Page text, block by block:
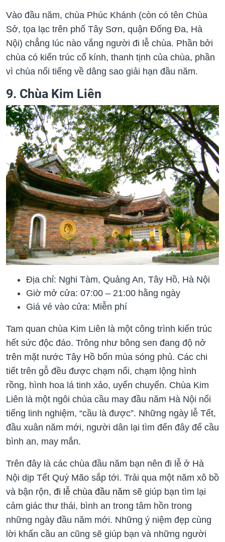
Vào đầu năm, chùa Phúc Khánh (còn có tên Chùa
Sở, tọa lạc trên phố Tây Sơn, quận Đống Đa, Hà
Nội) chẳng lúc nào vắng người đi lễ chùa. Phần bởi
chùa có kiến trúc cổ kính, thanh tịnh của chùa, phần
vì chùa nổi tiếng về dâng sao giải hạn đầu năm.
9. Chùa Kim Liên
Địa chỉ: Nghi Tàm, Quảng An, Tây Hồ, Hà Nội
Giờ mở cửa: 07:00 – 21:00 hằng ngày
Giá vé vào cửa: Miễn phí
Tam quan chùa Kim Liên là một công trình kiến trúc
hết sức độc đáo. Trông như bông sen đang độ nở
trên mặt nước Tây Hồ bốn mùa sóng phủ. Các chi
tiết trên gỗ đều được chạm nổi, chạm lộng hình
rồng, hình hoa lá tinh xảo, uyển chuyển. Chùa Kim
Liên là một ngôi chùa cầu may đầu năm Hà Nội nổi
tiếng linh nghiệm, “cầu là được”. Những ngày lễ Tết,
đầu xuân năm mới, người dân lại tìm đến đây để cầu
bình an, may mắn.
Trên đây là các chùa đầu năm bạn nên đi lễ ở Hà
Nội dịp Tết Quý Mão sắp tới. Trải qua một năm xô bồ
và bận rộn, đi lễ chùa đầu năm sẽ giúp bạn tìm lại
cảm giác thư thái, bình an trong tâm hồn trong
những ngày đầu năm mới. Những ý niệm đẹp cùng
lời khấn cầu an cũng sẽ giúp bạn và những người